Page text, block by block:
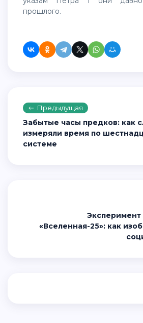
прошлого.
Предыдущая
Забытые часы предков: как
измеряли время по
системе
«Вселенная-25»: как